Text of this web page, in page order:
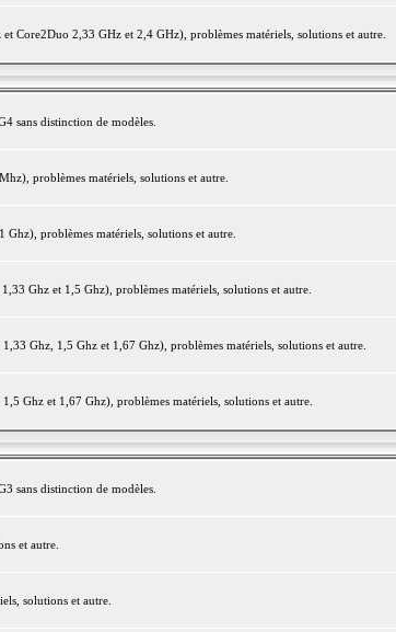
Core2Duo 2,33 GHz et 2,4 GHz), problèmes matériels, solutions et autre.
sans distinction de modèles.
problèmes matériels, solutions et autre.
problèmes matériels, solutions et autre.
Ghz et 1,5 Ghz), problèmes matériels, solutions et autre.
Ghz, 1,5 Ghz et 1,67 Ghz), problèmes matériels, solutions et autre.
Ghz et 1,67 Ghz), problèmes matériels, solutions et autre.
sans distinction de modèles.
et autre.
solutions et autre.